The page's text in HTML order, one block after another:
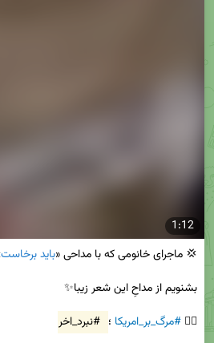
1:12
💢 ماجرای خانومی که با مداحی «باید برخاست
✊🏻 #مرگ_بر_امریکا ؛ #نبرد_اخر